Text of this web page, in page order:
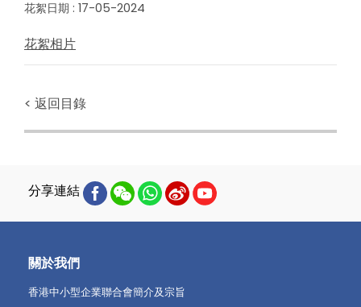
花絮日期 : 17-05-2024
花絮相片
< 返回目錄
分享連結
關於我們
香港中小型企業聯合會簡介及宗旨